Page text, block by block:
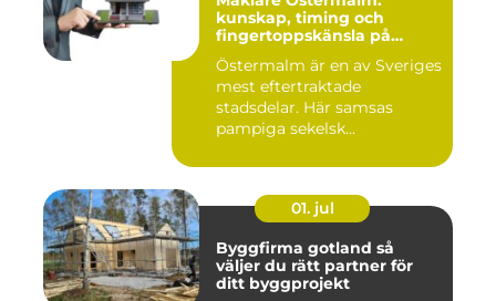
kunskap, timing och
fingertoppskänsla på
stockholms mest klassiska
adress
Östermalm är en av Sveriges
mest eftertraktade
stadsdelar. Här samsas
pampiga sekelsk...
01. jul
Byggfirma gotland så
väljer du rätt partner för
ditt byggprojekt